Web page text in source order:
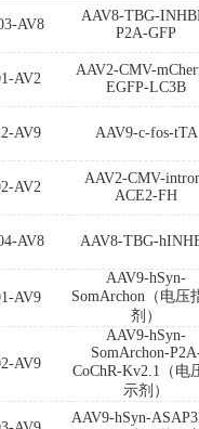
AV8
AAV8-TBG-
P2A-GFP
AV2
AAV2-CMV-
EGFP-LC3B
AV9 AAV9-c-fos-tTA
AV2
AAV2-CMV-
ACE2-FH
AV8 AAV8-TBG-
AV9
AAV9-hSyn-
SomArchon（电压
剂）
AV9
AAV9-hSyn-
SomArchon-
CoChR-Kv2.1（电
示剂）
AAV9-hSyn-